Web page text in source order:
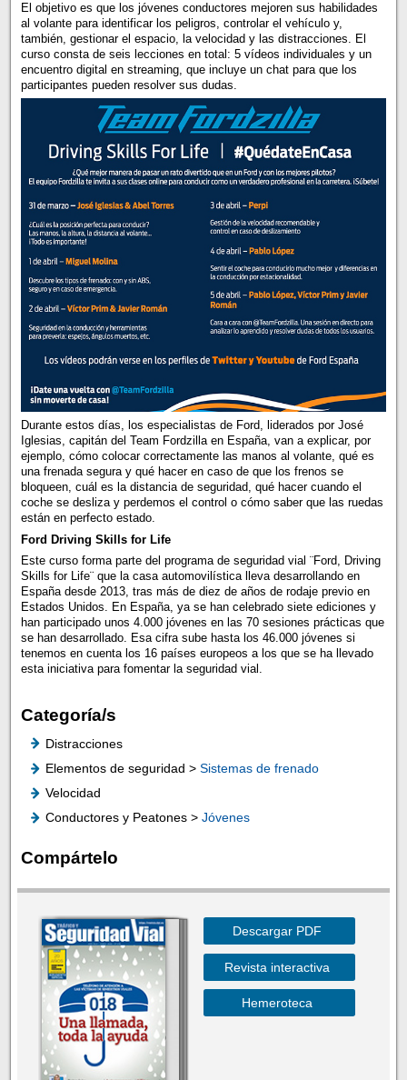
El objetivo es que los jóvenes conductores mejoren sus habilidades
al volante para identificar los peligros, controlar el vehículo y,
también, gestionar el espacio, la velocidad y las distracciones. El
curso consta de seis lecciones en total: 5 vídeos individuales y un
encuentro digital en streaming, que incluye un chat para que los
participantes pueden resolver sus dudas.
Durante estos días, los especialistas de Ford, liderados por José
Iglesias, capitán del Team Fordzilla en España, van a explicar, por
ejemplo, cómo colocar correctamente las manos al volante, qué es
una frenada segura y qué hacer en caso de que los frenos se
bloqueen, cuál es la distancia de seguridad, qué hacer cuando el
coche se desliza y perdemos el control o cómo saber que las ruedas
están en perfecto estado.
Ford Driving Skills for Life
Este curso forma parte del programa de seguridad vial ¨Ford, Driving
Skills for Life¨ que la casa automovilística lleva desarrollando en
España desde 2013, tras más de diez de años de rodaje previo en
Estados Unidos. En España, ya se han celebrado siete ediciones y
han participado unos 4.000 jóvenes en las 70 sesiones prácticas que
se han desarrollado. Esa cifra sube hasta los 46.000 jóvenes si
tenemos en cuenta los 16 países europeos a los que se ha llevado
esta iniciativa para fomentar la seguridad vial.
Categoría/s
Distracciones
Elementos de seguridad > Sistemas de frenado
Velocidad
Conductores y Peatones > Jóvenes
Compártelo
Descargar PDF
Revista interactiva
Hemeroteca